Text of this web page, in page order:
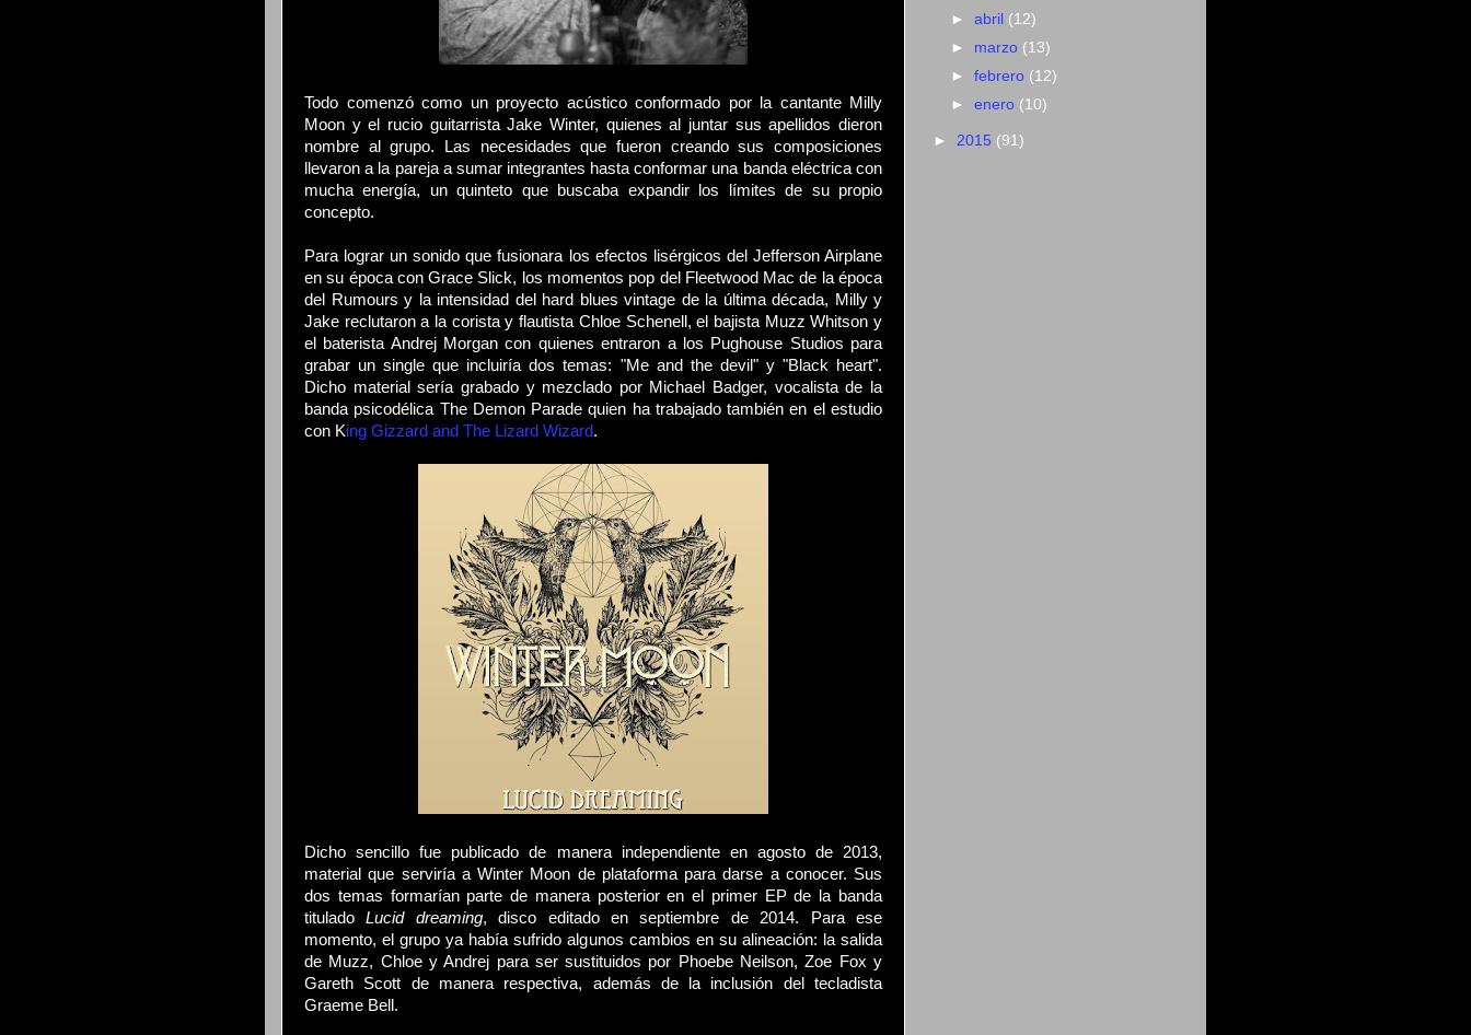
Todo comenzó como un proyecto acústico conformado por la cantante Milly
Moon y el rucio guitarrista Jake Winter, quienes al juntar sus apellidos dieron
nombre al grupo. Las necesidades que fueron creando sus composiciones
llevaron a la pareja a sumar integrantes hasta conformar una banda eléctrica con
mucha energía, un quinteto que buscaba expandir los límites de su propio
concepto.
Para lograr un sonido que fusionara los efectos lisérgicos del Jefferson Airplane
en su época con Grace Slick, los momentos pop del Fleetwood Mac de la época
del Rumours y la intensidad del hard blues vintage de la última década, Milly y
Jake reclutaron a la corista y flautista Chloe Schenell, el bajista Muzz Whitson y
el baterista Andrej Morgan con quienes entraron a los Pughouse Studios para
grabar un single que incluiría dos temas: "Me and the devil" y "Black heart".
Dicho material sería grabado y mezclado por Michael Badger, vocalista de la
banda psicodélica The Demon Parade quien ha trabajado también en el estudio
con King Gizzard and The Lizard Wizard.
Dicho sencillo fue publicado de manera independiente en agosto de 2013,
material que serviría a Winter Moon de plataforma para darse a conocer. Sus
dos temas formarían parte de manera posterior en el primer EP de la banda
tituladoLucid dreaming, disco editado en septiembre de 2014. Para ese
momento, el grupo ya había sufrido algunos cambios en su alineación: la salida
de Muzz, Chloe y Andrej para ser sustituidos por Phoebe Neilson, Zoe Fox y
Gareth Scott de manera respectiva, además de la inclusión del tecladista
Graeme Bell.
►abril (12)
► marzo (13)
►febrero (12)
►enero (10)
► 2015 (91)